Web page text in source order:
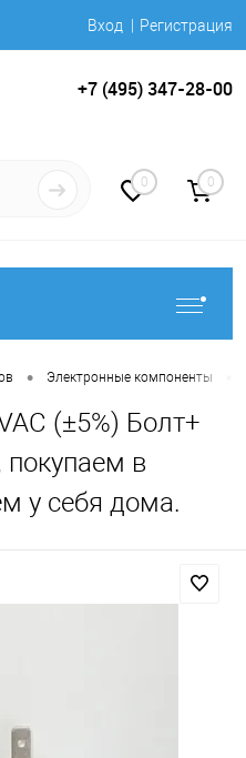
Вход Регистрация
+7 (495) 347-28-00
0 0
• Электронные компоненты
(±5%) Болт+
в
у себя дома.